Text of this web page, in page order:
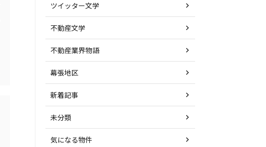
ツイッター文学
不動産文学
不動産業界物語
幕張地区
新着記事
未分類
気になる物件